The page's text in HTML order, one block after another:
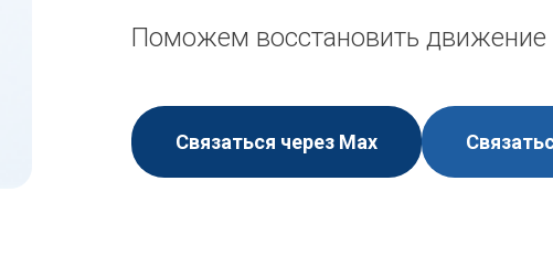
Поможем восстановить движение
Связаться через Мах